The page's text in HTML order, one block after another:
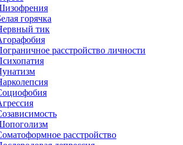
горячка
тик
расстройство личности
расстройство